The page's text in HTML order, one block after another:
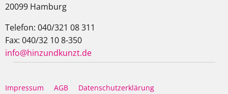
20099 Hamburg
Telefon: 040/321 08 311
Fax: 040/32 10 8-350
info@hinzundkunzt.de
Impressum AGB Datenschutzerklärung